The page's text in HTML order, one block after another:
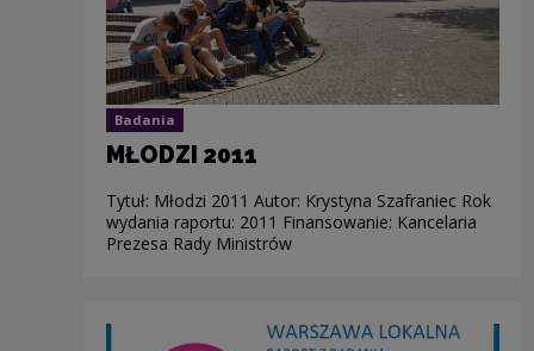
Badania
MŁODZI 2011
Tytuł: Młodzi 2011 Autor: Krystyna Szafraniec Rok
wydania raportu: 2011 Finansowanie: Kancelaria
Prezesa Rady Ministrów